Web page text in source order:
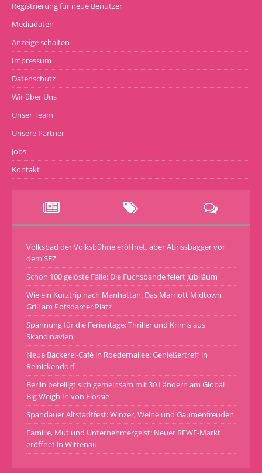
Registrierung für neue Benutzer
Mediadaten
Anzeige schalten
Impressum
Datenschutz
Wir über Uns
Unser Team
Unsere Partner
Jobs
Kontakt
Volksbad der Volksbühne eröffnet, aber Abrissbagger vor
dem SEZ
Schon 100 gelöste Fälle: Die Fuchsbande feiert Jubiläum
Wie ein Kurztrip nach Manhattan: Das Marriott Midtown
Grill am Potsdamer Platz
Spannung für die Ferientage: Thriller und Krimis aus
Skandinavien
Neue Bäckerei-Café in Roedernallee: Genießertreff in
Reinickendorf
Berlin beteiligt sich gemeinsam mit 30 Ländern am Global
Big Weigh In von Flossie
Spandauer Altstadtfest: Winzer, Weine und Gaumenfreuden
Familie, Mut und Unternehmergeist: Neuer REWE-Markt
eröffnet in Wittenau